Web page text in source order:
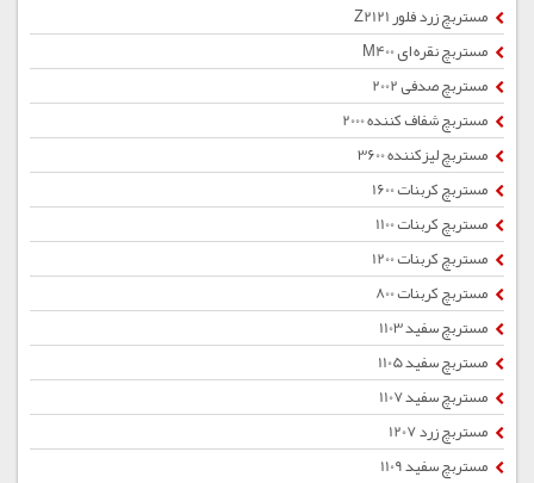
مستربچ زرد فلور Z2121
مستربچ نقره ای M400
مستربچ صدفی 2002
مستربچ شفاف کننده 2000
مستربچ لیزکننده 3600
مستربچ کربنات 1600
مستربچ کربنات 1100
مستربچ کربنات 1200
مستربچ کربنات 800
مستربچ سفید 1103
مستربچ سفید 1105
مستربچ سفید 1107
مستربچ زرد 1207
مستربچ سفید 1109